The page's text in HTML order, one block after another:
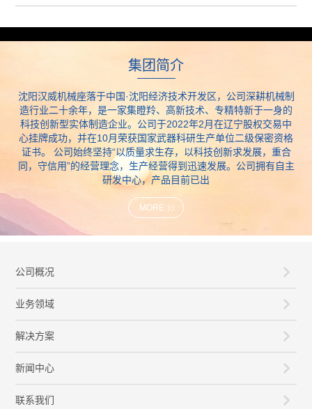
深入一线，与客户的工艺、质量及生产负责人并肩工...
集团简介
沈阳汉威机械座落于中国·沈阳经济技术开发区，公司深耕机械制
造行业二十余年，是一家集瞪羚、高新技术、专精特新于一身的
科技创新型实体制造企业。公司于2022年2月在辽宁股权交易中
心挂牌成功，并在10月荣获国家武器科研生产单位二级保密资格
证书。 公司始终坚持“以质量求生存，以科技创新求发展，重合
同，守信用”的经营理念，生产经营得到迅速发展。公司拥有自主
研发中心，产品目前已出
MORE
公司概况
业务领域
解决方案
新闻中心
联系我们